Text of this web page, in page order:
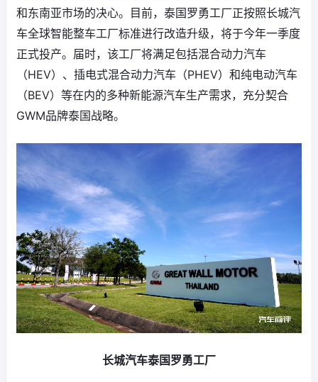
和东南亚市场的决心。目前，泰国罗勇工厂正按照长城汽
车全球智能整车工厂标准进行改造升级，将于今年一季度
正式投产。届时，该工厂将满足包括混合动力汽车
（HEV）、插电式混合动力汽车（PHEV）和纯电动汽车
（BEV）等在内的多种新能源汽车生产需求，充分契合
GWM品牌泰国战略。
长城汽车泰国罗勇工厂